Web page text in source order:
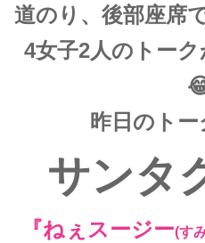
道のり、 後部座席
4女子2人のトー
昨日のト
サンタ
『ねぇスージー(す